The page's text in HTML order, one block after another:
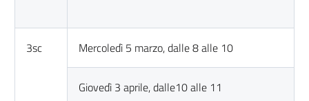
3sc Mercoledì 5 marzo, dalle 8 alle 10
Giovedì 3 aprile, dalle10 alle 11